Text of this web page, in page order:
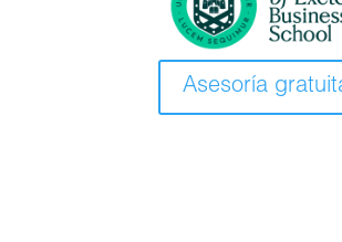
Asesoría